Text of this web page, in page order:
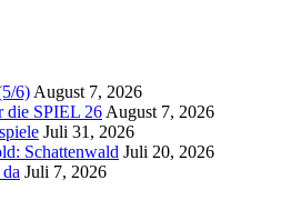
6) August 7, 2026
die SPIEL 26 August 7, 2026
Juli 31, 2026
Schattenwald Juli 20, 2026
Juli 7, 2026